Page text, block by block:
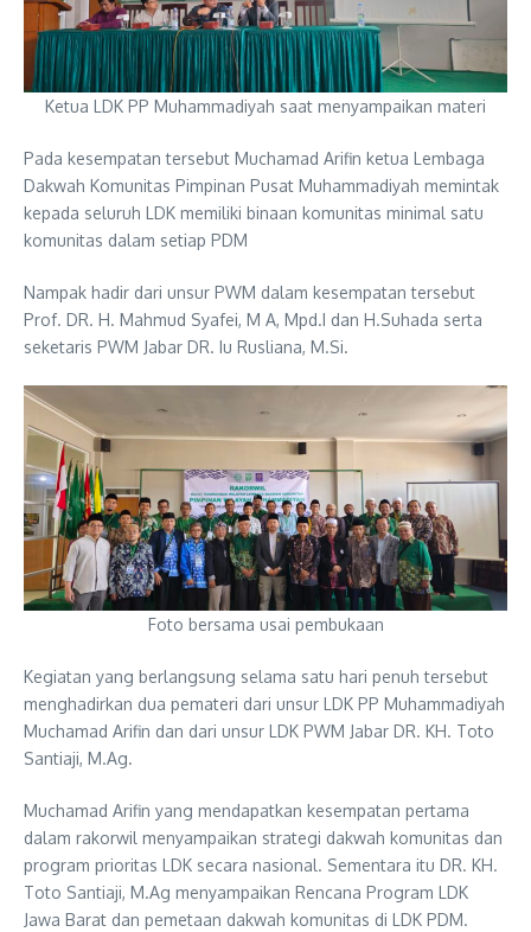
Ketua LDK PP Muhammadiyah saat menyampaikan materi
Pada kesempatan tersebut Muchamad Arifin ketua Lembaga
Dakwah Komunitas Pimpinan Pusat Muhammadiyah memintak
kepada seluruh LDK memiliki binaan komunitas minimal satu
komunitas dalam setiap PDM
Nampak hadir dari unsur PWM dalam kesempatan tersebut
Prof. DR. H. Mahmud Syafei, M A, Mpd.I dan H.Suhada serta
seketaris PWM Jabar DR. Iu Rusliana, M.Si.
Foto bersama usai pembukaan
Kegiatan yang berlangsung selama satu hari penuh tersebut
menghadirkan dua pemateri dari unsur LDK PP Muhammadiyah
Muchamad Arifin dan dari unsur LDK PWM Jabar DR. KH. Toto
Santiaji, M.Ag.
Muchamad Arifin yang mendapatkan kesempatan pertama
dalam rakorwil menyampaikan strategi dakwah komunitas dan
program prioritas LDK secara nasional. Sementara itu DR. KH.
Toto Santiaji, M.Ag menyampaikan Rencana Program LDK
Jawa Barat dan pemetaan dakwah komunitas di LDK PDM.